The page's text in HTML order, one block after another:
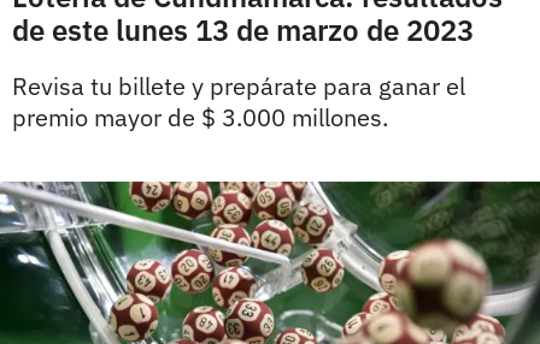
de este lunes 13 de marzo de 2023
Revisa tu billete y prepárate para ganar el
premio mayor de $ 3.000 millones.